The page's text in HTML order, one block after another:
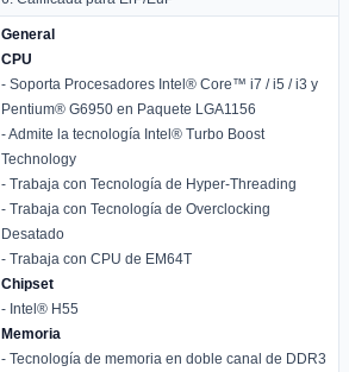
General
CPU
- Soporta Procesadores Intel® Core™ i7 / i5 / i3 y
Pentium® G6950 en Paquete LGA1156
- Admite la tecnología Intel® Turbo Boost
Technology
- Trabaja con Tecnología de Hyper-Threading
- Trabaja con Tecnología de Overclocking
Desatado
- Trabaja con CPU de EM64T
Chipset
- Intel® H55
Memoria
- Tecnología de memoria en doble canal de DDR3